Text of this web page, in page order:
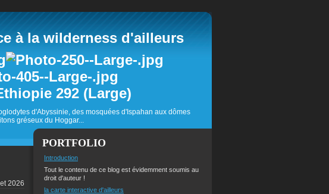
à la wilderness d'ailleurs
d'Abyssinie, des mosquées d'Ispahan aux dômes
gréseux du Hoggar...
2026
PORTFOLIO
Introduction
Tout le contenu de ce blog est évidemment soumis au
droit d'auteur !
la carte interactive d'ailleurs